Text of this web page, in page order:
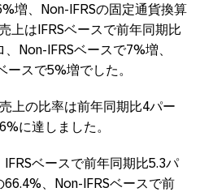
増、Non-IFRSの固定通貨換算
上はIFRSベースで前年同期比
Non-IFRSベースで7%増、
ースで5%増でした。
上の比率は前年同期比4パー
に達しました。
ベースで前年同期比5.3パ
、Non-IFRSベースで前